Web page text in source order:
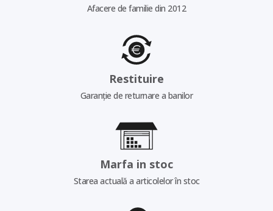
Afacere de familie din 2012
Restituire
Garanție de returnare a banilor
Marfa in stoc
Starea actuală a articolelor în stoc